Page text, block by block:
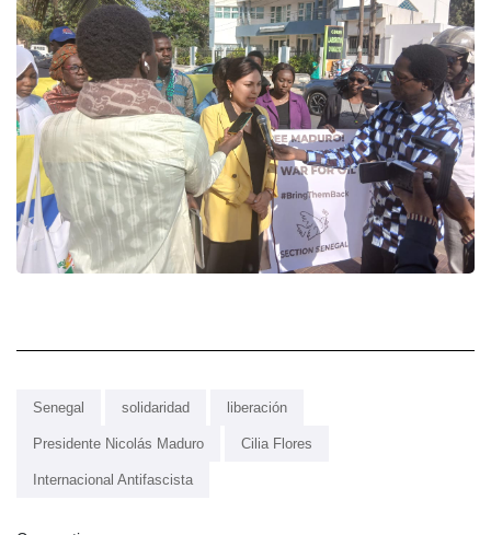
Senegal solidaridad liberación
Presidente Nicolás Maduro Cilia Flores
Internacional Antifascista